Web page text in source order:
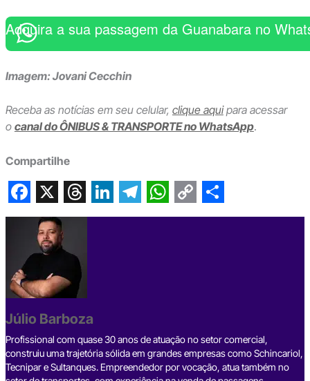
Adquira a sua passagem da Guanabara no
Imagem: Jovani Cecchin
Receba as notícias em seu celular, clique aquipara acessar
o canal do ÔNIBUS & TRANSPORTE no WhatsApp.
Compartilhe
F
e
b
o
o
k
X T
h
r
e
a
d
s
L
d
I
n
T
a
m
W
p
p
C
n
k
S
Júlio Barboza
Profissional com quase 30 anos de atuação no setor comercial,
construiu uma trajetória sólida em grandes empresas como Schincariol,
Tecnipar e Sultanques. Empreendedor por vocação, atua também no